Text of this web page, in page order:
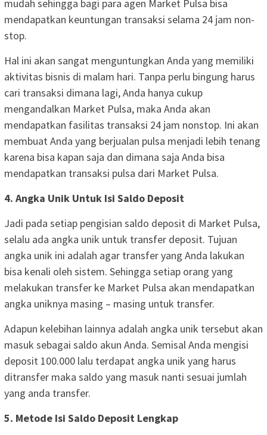
mudah sehingga bagi para agen Market Pulsa bisa
mendapatkan keuntungan transaksi selama 24 jam non-
stop.
Hal ini akan sangat menguntungkan Anda yang memiliki
aktivitas bisnis di malam hari. Tanpa perlu bingung harus
cari transaksi dimana lagi, Anda hanya cukup
mengandalkan Market Pulsa, maka Anda akan
mendapatkan fasilitas transaksi 24 jam nonstop. Ini akan
membuat Anda yang berjualan pulsa menjadi lebih tenang
karena bisa kapan saja dan dimana saja Anda bisa
mendapatkan transaksi pulsa dari Market Pulsa.
4. Angka Unik Untuk Isi Saldo Deposit
Jadi pada setiap pengisian saldo deposit di Market Pulsa,
selalu ada angka unik untuk transfer deposit. Tujuan
angka unik ini adalah agar transfer yang Anda lakukan
bisa kenali oleh sistem. Sehingga setiap orang yang
melakukan transfer ke Market Pulsa akan mendapatkan
angka uniknya masing – masing untuk transfer.
Adapun kelebihan lainnya adalah angka unik tersebut akan
masuk sebagai saldo akun Anda. Semisal Anda mengisi
deposit 100.000 lalu terdapat angka unik yang harus
ditransfer maka saldo yang masuk nanti sesuai jumlah
yang anda transfer.
5. Metode Isi Saldo Deposit Lengkap